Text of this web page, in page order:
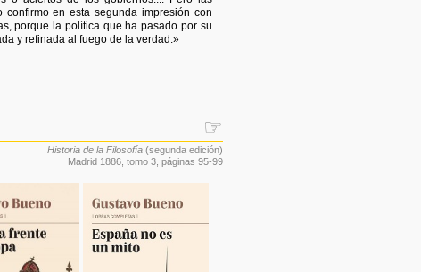
confirmo en esta segunda impresión con
porque la política que ha pasado por su
y refinada al fuego de la verdad.»
☞
Historia de la Filosofía (segunda edición)
Madrid 1886, tomo 3 , páginas 95-99